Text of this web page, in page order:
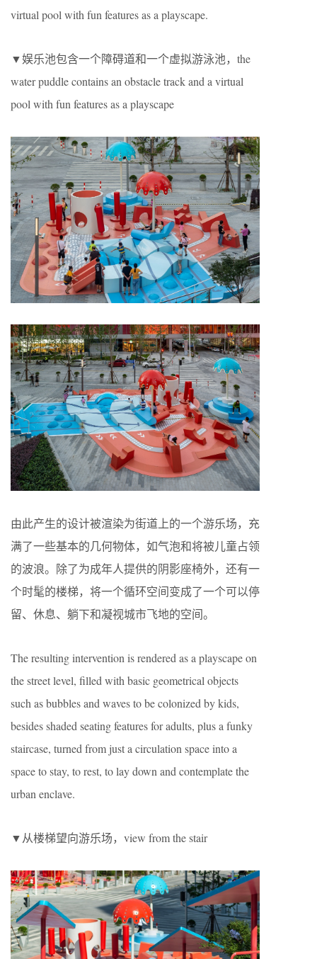
virtual pool with fun features as a playscape.
▼娱乐池包含一个障碍道和一个虚拟游泳池，the
water puddle contains an obstacle track and a virtual
pool with fun features as a playscape
由此产生的设计被渲染为街道上的一个游乐场，充
满了一些基本的几何物体，如气泡和将被儿童占领
的波浪。除了为成年人提供的阴影座椅外，还有一
个时髦的楼梯，将一个循环空间变成了一个可以停
留、休息、躺下和凝视城市飞地的空间。
The resulting intervention is rendered as a playscape on
the street level, filled with basic geometrical objects
such as bubbles and waves to be colonized by kids,
besides shaded seating features for adults, plus a funky
staircase, turned from just a circulation space into a
space to stay, to rest, to lay down and contemplate the
urban enclave.
▼从楼梯望向游乐场，view from the stair